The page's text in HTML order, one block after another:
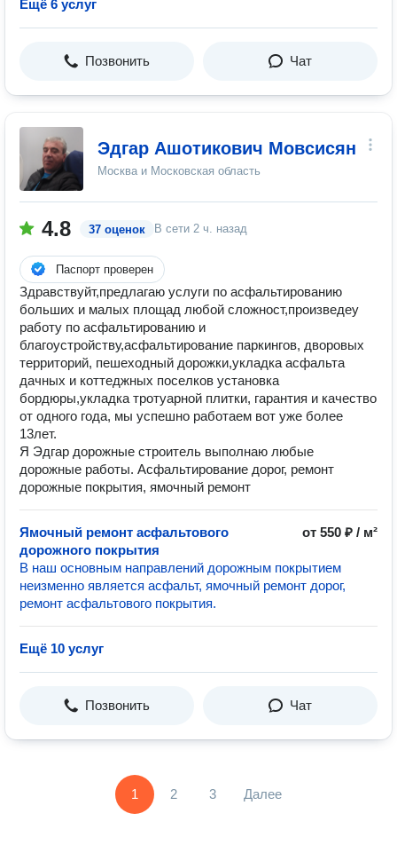
Ещё 6 услуг
Позвонить Чат
Эдгар Ашотикович Мовсисян
Москва и Московская область
4.8 37 оценок В сети 2 ч. назад
Паспорт проверен
Здравствуйт,предлагаю услуги по асфальтированию
больших и малых площад любой сложност,произведеу
работу по асфальтированию и
благоустройству,асфальтирование паркингов, дворовых
территорий, пешеходный дорожки,укладка асфальта
дачных и коттеджных поселков установка
бордюры,укладка тротуарной плитки, гарантия и качество
от одного года, мы успешно работаем вот уже более
13лет.
Я Эдгар дорожные строитель выполнаю любые
дорожные работы. Асфальтирование дорог, ремонт
дорожные покрытия, ямочный ремонт
Ямочный ремонт асфальтового
дорожного покрытия
от 550 ₽ / м²
В наш основным направлений дорожным покрытием
неизменно является асфальт, ямочный ремонт дорог,
ремонт асфальтового покрытия.
Ещё 10 услуг
Позвонить Чат
1 2 3 Далее